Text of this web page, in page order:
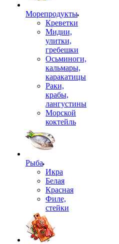
Морепродукты
Креветки
Мидии,
улитки,
гребешки
Осьминоги,
кальмары,
каракатицы
Раки,
крабы,
лангустины
Морской
коктейль
Рыба
Икра
Белая
Красная
Филе,
стейки